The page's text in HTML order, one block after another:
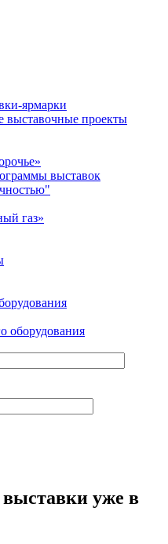
ярмарки
выставочные проекты
выставок
газ»
оборудования
уже в